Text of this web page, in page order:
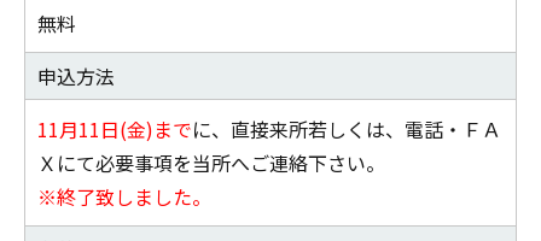
無料
申込方法
11月11日(金)までに、直接来所若しくは、電話・ＦＡ
Ｘにて必要事項を当所へご連絡下さい。
※終了致しました。